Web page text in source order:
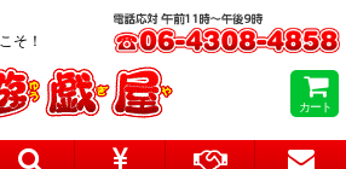
そ！
カート